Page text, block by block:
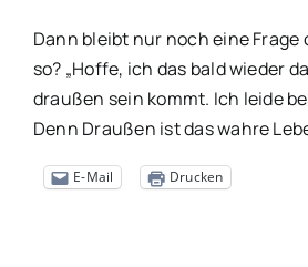
Dann bleibt nur noch eine
so? „Hoffe, ich das bald wieder
draußen sein kommt. Ich leide
Denn Draußen ist das wahre
E-Mail Drucken